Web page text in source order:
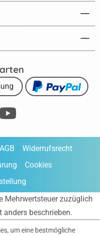
AGB
Widerrufsrecht
Cookies
Mehrwertsteuer zuzüglich
anders beschrieben.
um eine bestmögliche